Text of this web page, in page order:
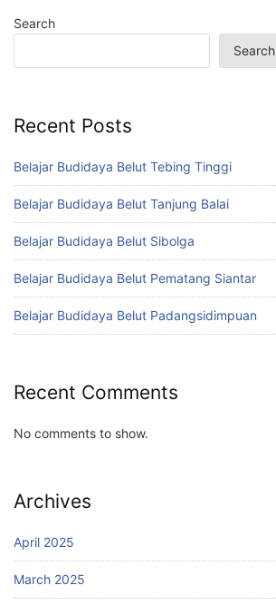
Search
Search
Recent Posts
Belajar Budidaya Belut Tebing Tinggi
Belajar Budidaya Belut Tanjung Balai
Belajar Budidaya Belut Sibolga
Belajar Budidaya Belut Pematang Siantar
Belajar Budidaya Belut Padangsidimpuan
Recent Comments
No comments to show.
Archives
April 2025
March 2025